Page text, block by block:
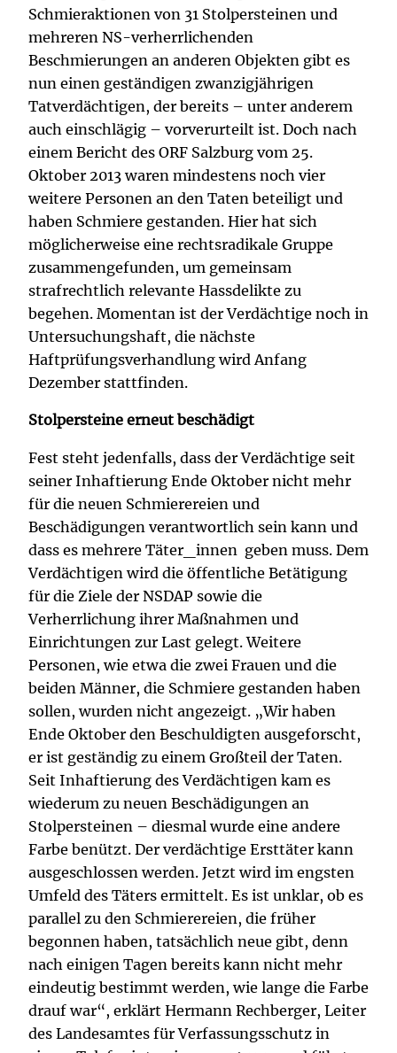
Schmieraktionen von 31 Stolpersteinen und
mehreren NS-verherrlichenden
Beschmierungen an anderen Objekten gibt es
nun einen geständigen zwanzigjährigen
Tatverdächtigen, der bereits – unter anderem
auch einschlägig – vorverurteilt ist. Doch nach
einem Bericht des ORF Salzburg vom 25.
Oktober 2013 waren mindestens noch vier
weitere Personen an den Taten beteiligt und
haben Schmiere gestanden. Hier hat sich
möglicherweise eine rechtsradikale Gruppe
zusammengefunden, um gemeinsam
strafrechtlich relevante Hassdelikte zu
begehen. Momentan ist der Verdächtige noch in
Untersuchungshaft, die nächste
Haftprüfungsverhandlung wird Anfang
Dezember stattfinden.
Stolpersteine erneut beschädigt
Fest steht jedenfalls, dass der Verdächtige seit
seiner Inhaftierung Ende Oktober nicht mehr
für die neuen Schmierereien und
Beschädigungen verantwortlich sein kann und
dass es mehrere Täter_innen geben muss. Dem
Verdächtigen wird die öffentliche Betätigung
für die Ziele der NSDAP sowie die
Verherrlichung ihrer Maßnahmen und
Einrichtungen zur Last gelegt. Weitere
Personen, wie etwa die zwei Frauen und die
beiden Männer, die Schmiere gestanden haben
sollen, wurden nicht angezeigt. „Wir haben
Ende Oktober den Beschuldigten ausgeforscht,
er ist geständig zu einem Großteil der Taten.
Seit Inhaftierung des Verdächtigen kam es
wiederum zu neuen Beschädigungen an
Stolpersteinen – diesmal wurde eine andere
Farbe benützt. Der verdächtige Ersttäter kann
ausgeschlossen werden. Jetzt wird im engsten
Umfeld des Täters ermittelt. Es ist unklar, ob es
parallel zu den Schmierereien, die früher
begonnen haben, tatsächlich neue gibt, denn
nach einigen Tagen bereits kann nicht mehr
eindeutig bestimmt werden, wie lange die Farbe
drauf war“, erklärt Hermann Rechberger, Leiter
des Landesamtes für Verfassungsschutz in